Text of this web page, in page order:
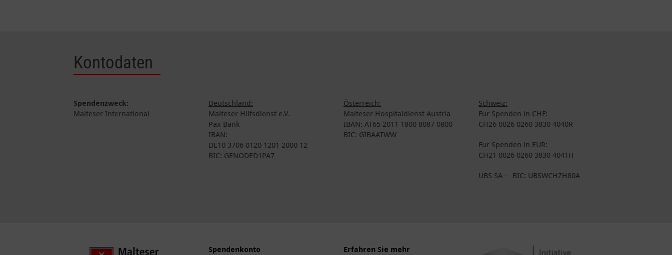
Kontodaten
Spendenzweck:
Malteser International
Deutschland:
Malteser Hilfsdienst e.V.
Pax Bank
IBAN:
DE10 3706 0120 1201 2000 12
BIC: GENODED1PA7
Österreich:
Malteser Hospitaldienst Austria
IBAN: AT65 2011 1800 8087 0800
BIC: GIBAATWW
Schweiz:
Für Spenden in CHF:
CH26 0026 0260 3830 4040R
Für Spenden in EUR:
CH21 0026 0260 3830 4041H
UBS SA – BIC: UBSWCHZH80A
Spendenkonto Erfahren Sie mehr